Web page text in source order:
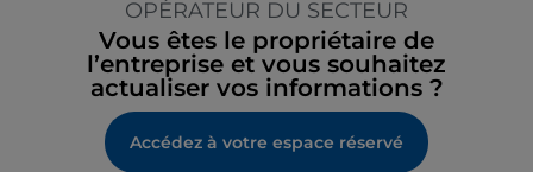
OPÉRATEUR DU SECTEUR
Vous êtes le propriétaire de
l’entreprise et vous souhaitez
actualiser vos informations ?
Accédez à votre espace réservé